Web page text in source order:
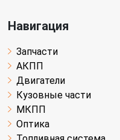
Навигация
Запчасти
АКПП
Двигатели
Кузовные части
МКПП
Оптика